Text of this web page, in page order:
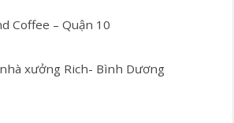
Coffee – Quận 10
xưởng Rich- Bình Dương